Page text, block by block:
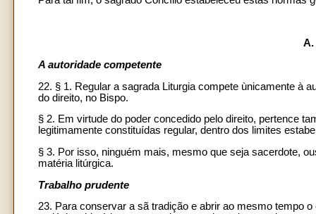
A.
A autoridade competente
22. § 1. Regular a sagrada Liturgia compete ùnicamente à
do direito, no Bispo.
§ 2. Em virtude do poder concedido pelo direito, pertence
legitimamente constituídas regular, dentro dos limites
§ 3. Por isso, ninguém mais, mesmo que seja sacerdote,
matéria litúrgica.
Trabalho prudente
23. Para conservar a sã tradição e abrir ao mesmo tempo